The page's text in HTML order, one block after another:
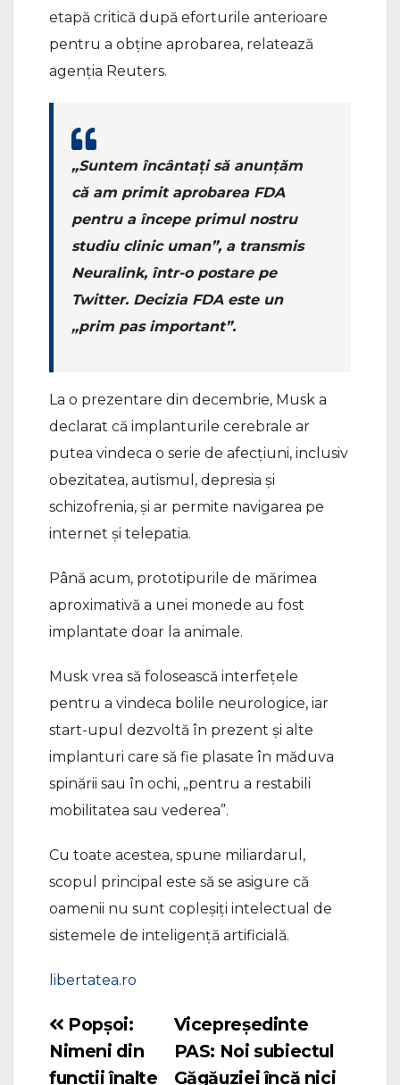
etapă critică după eforturile anterioare
pentru a obține aprobarea, relatează
agenția Reuters.
„Suntem încântați să anunțăm
că am primit aprobarea FDA
pentru a începe primul nostru
studiu clinic uman”, a transmis
Neuralink, într-o postare pe
Twitter. Decizia FDA este un
„prim pas important”.
La o prezentare din decembrie, Musk a
declarat că implanturile cerebrale ar
putea vindeca o serie de afecțiuni, inclusiv
obezitatea, autismul, depresia și
schizofrenia, și ar permite navigarea pe
internet și telepatia.
Până acum, prototipurile de mărimea
aproximativă a unei monede au fost
implantate doar la animale.
Musk vrea să folosească interfețele
pentru a vindeca bolile neurologice, iar
start-upul dezvoltă în prezent și alte
implanturi care să fie plasate în măduva
spinării sau în ochi, „pentru a restabili
mobilitatea sau vederea”.
Cu toate acestea, spune miliardarul,
scopul principal este să se asigure că
oamenii nu sunt copleșiți intelectual de
sistemele de inteligență artificială.
libertatea.ro
Navigare
în
Vicepreședinte
PAS: Noi subiectul
Găgăuziei încă nici
Popșoi:
Nimeni din
funcții înalte